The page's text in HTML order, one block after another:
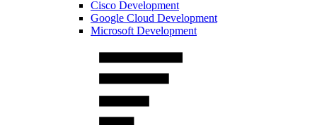
Cisco Development
Google Cloud Development
Microsoft Development